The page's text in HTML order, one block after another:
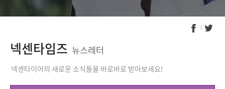
넥센타임즈 뉴스레터
넥센타이어의 새로운 소식들을 바로바로 받아보세요!